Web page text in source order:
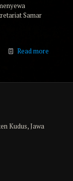
Samar
Read more
Kudus, Jawa